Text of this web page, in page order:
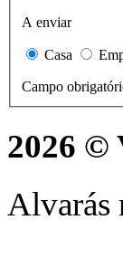
A enviar
Casa
Campo
2026 ©
Alvarás